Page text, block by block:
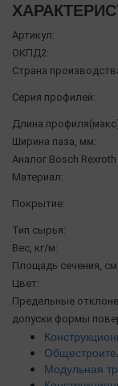
Артикул:
ОКПД2:
Страна
Серия профилей:
Длина
Ширина паза, мм:
Аналог Bosch
Материал:
Покрытие:
Тип сырья:
Вес, кг/м:
Площадь сечения,
Цвет:
Предельные
допуски формы
Модульная